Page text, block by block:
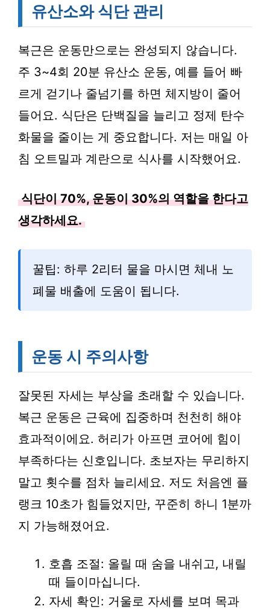
유산소와 식단 관리
복근은 운동만으로는 완성되지 않습니다.
주 3~4회 20분 유산소 운동, 예를 들어 빠
르게 걷기나 줄넘기를 하면 체지방이 줄어
들어요. 식단은 단백질을 늘리고 정제 탄수
화물을 줄이는 게 중요합니다. 저는 매일 아
침 오트밀과 계란으로 식사를 시작했어요.
식단이 70%, 운동이 30%의 역할을 한다고
생각하세요.
꿀팁: 하루 2리터 물을 마시면 체내 노
폐물 배출에 도움이 됩니다.
운동 시 주의사항
잘못된 자세는 부상을 초래할 수 있습니다.
복근 운동은 근육에 집중하며 천천히 해야
효과적이에요. 허리가 아프면 코어에 힘이
부족하다는 신호입니다. 초보자는 무리하지
말고 횟수를 점차 늘리세요. 저도 처음엔 플
랭크 10초가 힘들었지만, 꾸준히 하니 1분까
지 가능해졌어요.
호흡 조절: 올릴 때 숨을 내쉬고, 내릴
때 들이마십니다.
자세 확인: 거울로 자세를 보며 목과